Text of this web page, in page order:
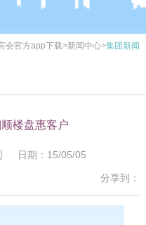
会官方app下载>新闻中心>集团新闻
楼盘惠客户
日期：15/05/05
分享到：